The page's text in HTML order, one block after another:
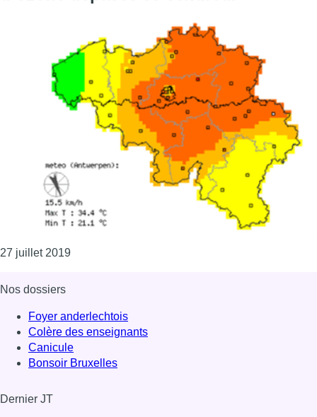
27 juillet 2019Consulter l'article "Vague de chaleur : le seuil
Nos dossiers
Foyer anderlechtois
Colère des enseignants
Canicule
Bonsoir Bruxelles
Dernier JT